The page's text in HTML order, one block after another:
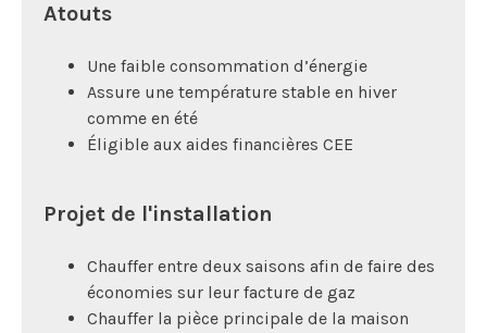
Atouts
Une faible consommation d’énergie
Assure une température stable en hiver
comme en été
Éligible aux aides financières CEE
Projet de l'installation
Chauffer entre deux saisons afin de faire des
économies sur leur facture de gaz
Chauffer la pièce principale de la maison